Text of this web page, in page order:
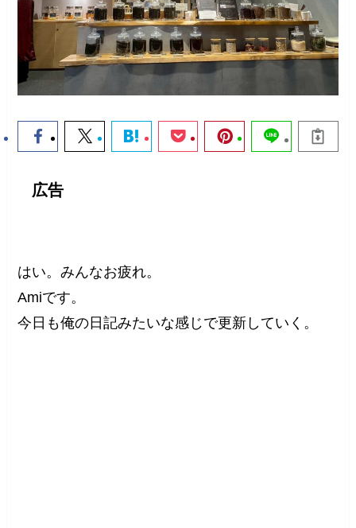
広告
はい。みんなお疲れ。
Amiです。
今日も俺の日記みたいな感じで更新していく。